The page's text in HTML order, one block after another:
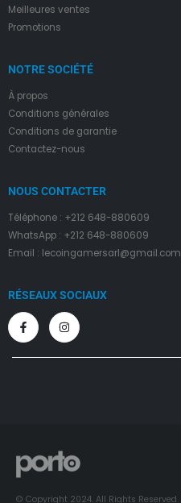
Meilleures ventes
Promotions
NOTRE SOCIÉTÉ
À propos
Conditions générales
Conditions de garantie
Contactez-nous
NOUS CONTACTER
Téléphone : +212 648-880609
WhatsApp : +212 648-880609
Email : lecoingamersarl@gmail.com
RÉSEAUX SOCIAUX
© Copyright 2024. All Rights Reserved.